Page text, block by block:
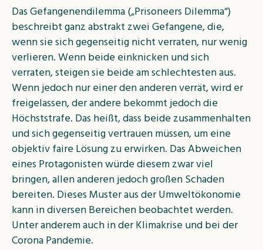
Das Gefangenendilemma („Prisoneers Dilemma“)
beschreibt ganz abstrakt zwei Gefangene, die,
wenn sie sich gegenseitig nicht verraten, nur wenig
verlieren. Wenn beide einknicken und sich
verraten, steigen sie beide am schlechtesten aus.
Wenn jedoch nur einer den anderen verrät, wird er
freigelassen, der andere bekommt jedoch die
Höchststrafe. Das heißt, dass beide zusammenhalten
und sich gegenseitig vertrauen müssen, um eine
objektiv faire Lösung zu erwirken. Das Abweichen
eines Protagonisten würde diesem zwar viel
bringen, allen anderen jedoch großen Schaden
bereiten. Dieses Muster aus der Umweltökonomie
kann in diversen Bereichen beobachtet werden.
Unter anderem auch in der Klimakrise und bei der
Corona Pandemie.